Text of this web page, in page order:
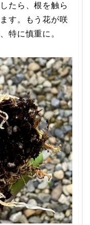
たら、根を触ら
す。もう花が咲
特に慎重に。